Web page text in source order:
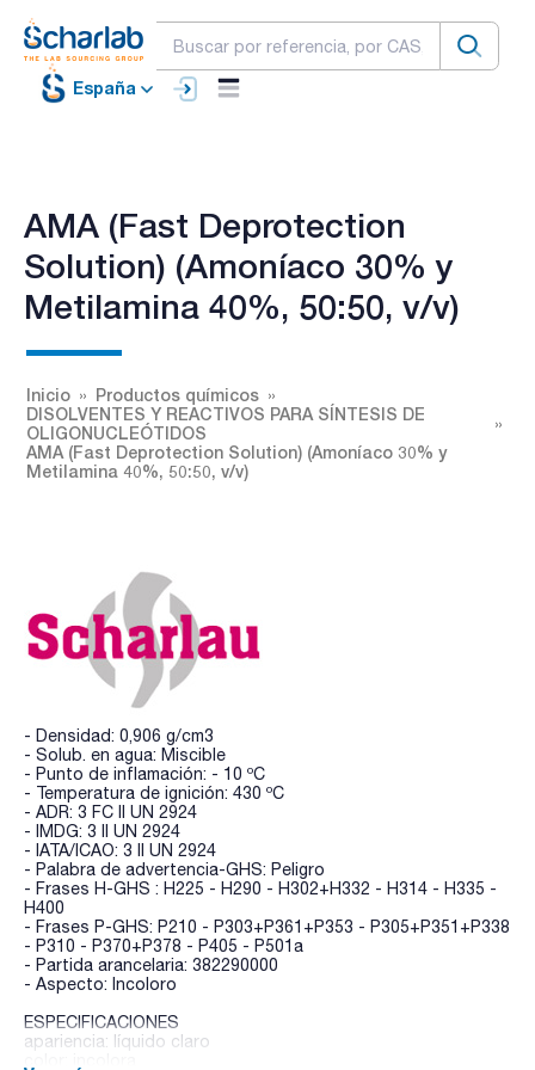
España
AMA (Fast Deprotection
Solution) (Amoníaco 30% y
Metilamina 40%, 50:50, v/v)
Inicio
Productos químicos
DISOLVENTES Y REACTIVOS PARA SÍNTESIS DE
OLIGONUCLEÓTIDOS
AMA (Fast Deprotection Solution) (Amoníaco 30% y
Metilamina 40%, 50:50, v/v)
- Densidad: 0,906 g/cm3
- Solub. en agua: Miscible
- Punto de inflamación: - 10 ºC
- Temperatura de ignición: 430 ºC
- ADR: 3 FC II UN 2924
- IMDG: 3 II UN 2924
- IATA/ICAO: 3 II UN 2924
- Palabra de advertencia-GHS: Peligro
- Frases H-GHS : H225 - H290 - H302+H332 - H314 - H335 -
H400
- Frases P-GHS: P210 - P303+P361+P353 - P305+P351+P338
- P310 - P370+P378 - P405 - P501a
- Partida arancelaria: 382290000
- Aspecto: Incoloro
ESPECIFICACIONES
apariencia: líquido claro